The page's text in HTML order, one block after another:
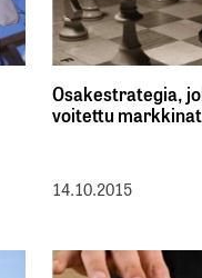
Osakestrategia,
voitettu markkinat
14.10.2015